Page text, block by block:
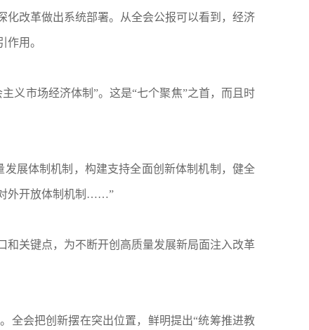
化改革做出系统部署。从全会公报可以看到，经济
用。
义市场经济体制”。这是“七个聚焦”之首，而且时
展体制机制，构建支持全面创新体制机制，健全
外开放体制机制……”
关键点，为不断开创高质量发展新局面注入改革
会把创新摆在突出位置，鲜明提出“统筹推进教